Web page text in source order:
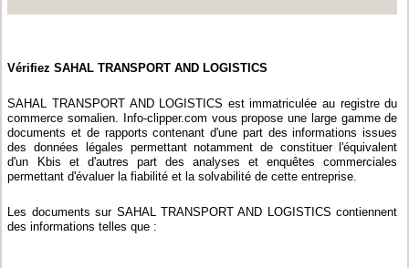
Vérifiez SAHAL TRANSPORT AND LOGISTICS
SAHAL TRANSPORT AND LOGISTICS est immatriculée au registre du
commerce somalien. Info-clipper.com vous propose une large gamme de
documents et de rapports contenant d'une part des informations issues
des données légales permettant notamment de constituer l'équivalent
d'un Kbis et d'autres part des analyses et enquêtes commerciales
permettant d'évaluer la fiabilité et la solvabilité de cette entreprise.
Les documents sur SAHAL TRANSPORT AND LOGISTICS contiennent
des informations telles que :